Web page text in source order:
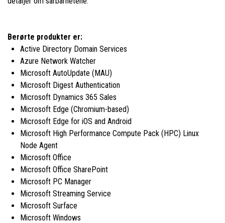
Berørte produkter er:
Active Directory Domain Services
Azure Network Watcher
Microsoft AutoUpdate (MAU)
Microsoft Digest Authentication
Microsoft Dynamics 365 Sales
Microsoft Edge (Chromium-based)
Microsoft Edge for iOS and Android
Microsoft High Performance Compute Pack (HPC) Linux
Node Agent
Microsoft Office
Microsoft Office SharePoint
Microsoft PC Manager
Microsoft Streaming Service
Microsoft Surface
Microsoft Windows